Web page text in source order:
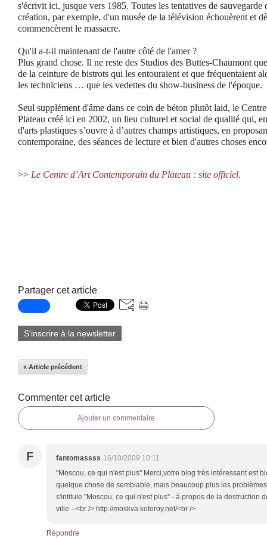
s'écrivit ici, jusque vers 1985. Toutes les tentatives de sauvegarde
création, par exemple, d'un musée de la télévision échouèrent et
commencèrent le massacre.
Qu'il a-t-il maintenant de l'autre côté de l'amer ?
Plus grand chose. Il ne reste des Studios des Buttes-Chaumont
de la ceinture de bistrots qui les entouraient et que fréquentaient
les techniciens … que les vedettes du show-business de l'époque.
Seul supplément d'âme dans ce coin de béton plutôt laid, le
Plateau créé ici en 2002, un lieu culturel et social de qualité qui,
d'arts plastiques s’ouvre à d’autres champs artistiques, en
contemporaine, des séances de lecture et bien d'autres choses
>> Le Centre d’Art Contemporain du Plateau : site officiel.
Partager cet article
S'inscrire à la newsletter
« Article précédent
Commenter cet article
Ajouter un commentaire
F fantomassss 16/10/2009 10:11
"Moscou, ce qui n'est plus" Merci,votre blog très intéressant est
quelque chose de semblable, mais beaucoup plus les
s'intitule "Moscou, ce qui n'est plus" - à propos de la destruction
ville --<br /> http://moskva.kotoroy.net/<br />
Répondre